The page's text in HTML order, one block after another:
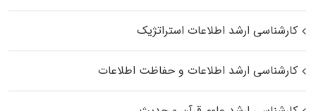
کارشناسی ارشد اطلاعات استراتژیک
کارشناسی ارشد اطلاعات و حفاظت اطلاعات